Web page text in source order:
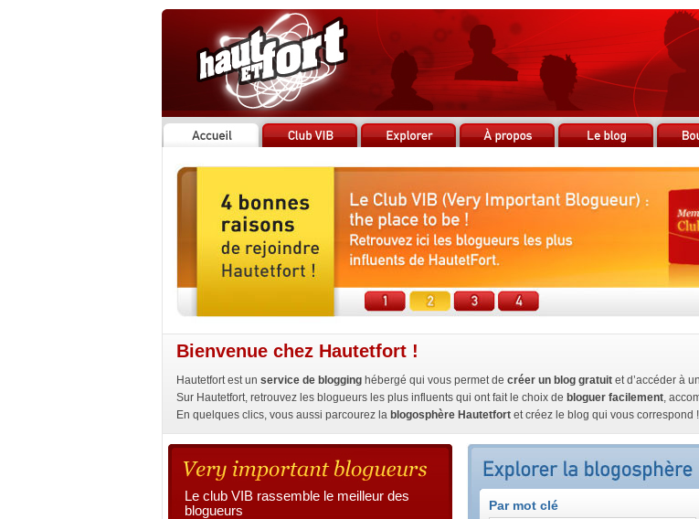
Bienvenue chez Hautetfort !
Hautetfort est un service de blogging hébergé qui vous permet de créer un blog gratuit et d’accéder à
Sur Hautetfort, retrouvez les blogueurs les plus influents qui ont fait le choix de bloguer facilement,
En quelques clics, vous aussi parcourez la blogosphère Hautetfort et créez le blog qui vous correspond
Le club VIB rassemble le meilleur des
blogueurs
Par mot clé